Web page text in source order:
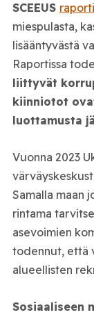
SCEEUS
miespulasta,
lisääntyvästä
Raportissa
liittyvät
kiinniotot
luottamusta
Vuonna 2023
Samalla maan
rintama
asevoimien
todennut, että
alueellisten
Sosiaaliseen